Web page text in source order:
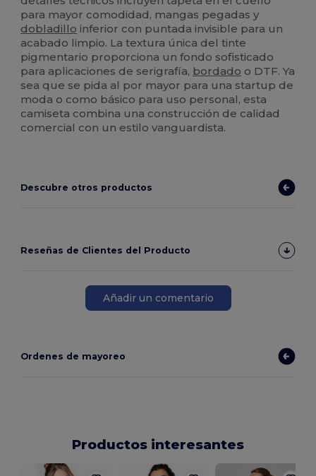
para mayor comodidad, mangas pegadas y
dobladillo inferior con puntada invisible para un
acabado limpio. La textura única del tinte
pigmentario proporciona un fondo sofisticado
para aplicaciones de serigrafía, bordado o DTF. Ya
sea que se pida al por mayor para una startup de
moda o como básico para uso personal, esta
camiseta combina una construcción de calidad
comercial con un estilo vanguardista.
Descubre otros productos
Reseñas de Clientes del Producto
Añadir un comentario
Ordenes de mayoreo
Productos interesantes